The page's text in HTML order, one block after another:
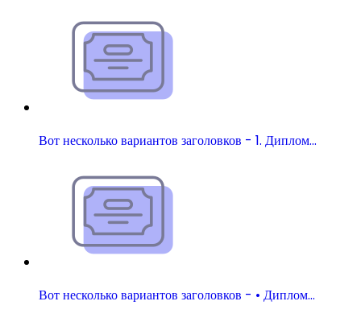
Вот несколько вариантов заголовков - 1. Диплом…
Вот несколько вариантов заголовков - • Диплом…